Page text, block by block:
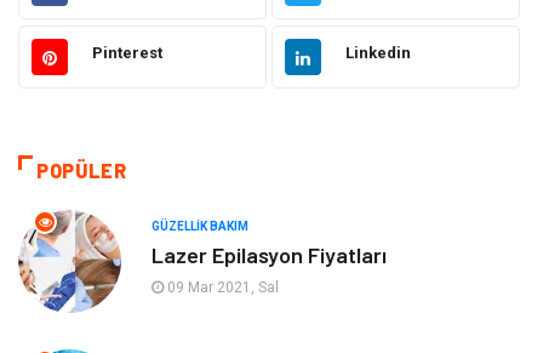
Otomotiv Güzellik Bakım
Makine
Gıda
Keyif Hobi
Anne Çocuk
Pinterest Linkedin
POPÜLER
GÜZELLIK BAKIM
Lazer Epilasyon Fiyatları
09 Mar 2021, Sal